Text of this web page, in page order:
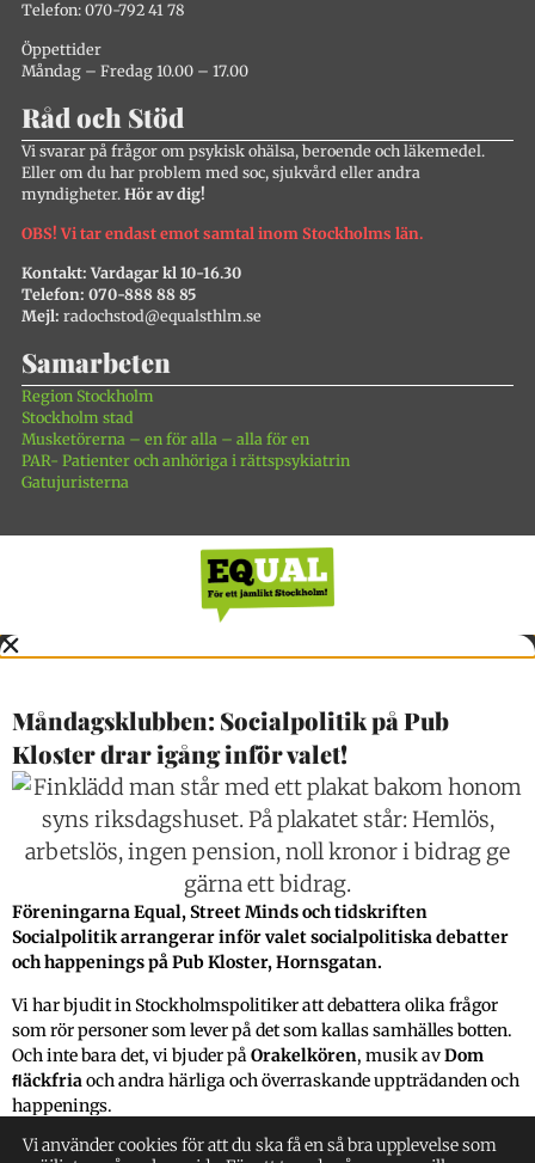
Telefon: 070-792 41 78
Öppettider
Måndag – Fredag 10.00 – 17.00
Råd och Stöd
Vi svarar på frågor om psykisk ohälsa, beroende och läkemedel.
Eller om du har problem med soc, sjukvård eller andra
myndigheter. Hör av dig!
OBS! Vi tar endast emot samtal inom Stockholms län.
Kontakt: Vardagar kl 10-16.30
Telefon: 070-888 88 85
Mejl: radochstod@equalsthlm.se
Samarbeten
Region Stockholm
Stockholm stad
Musketörerna – en för alla – alla för en
PAR- Patienter och anhöriga i rättspsykiatrin
Gatujuristerna
Vi använder cookies för att du ska få en så bra upplevelse som
Måndagsklubben: Socialpolitik på Pub
Kloster drar igång inför valet!
Föreningarna Equal, Street Minds och tidskriften
Socialpolitik arrangerar inför valet socialpolitiska debatter
och happenings på Pub Kloster, Hornsgatan.
Vi har bjudit in Stockholmspolitiker att debattera olika frågor
som rör personer som lever på det som kallas samhälles botten.
Och inte bara det, vi bjuder påOrakelkören, musik avDom
ﬂäckfriaoch andra härliga och överraskande uppträdanden och
happenings.
Kom in, svinga en bägare och låt dig beröras och förföras!